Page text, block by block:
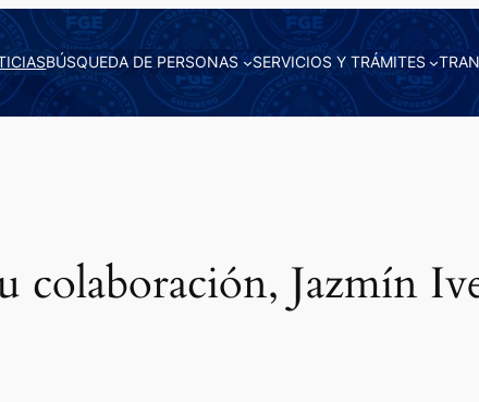
BÚSQUEDA DE PERSONAS SERVICIOS Y TRÁMITES
colaboración, Jazmín